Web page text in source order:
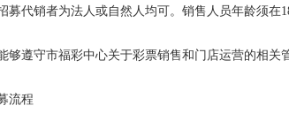
募代销者为法人或自然人均可。销售人员年龄须
够遵守市福彩中心关于彩票销售和门店运营的相关
流程